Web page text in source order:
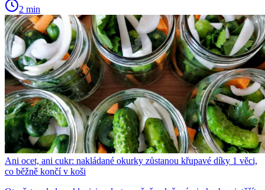
2 min
Ani ocet, ani cukr: nakládané okurky zůstanou křupavé díky 1 věci,
co běžně končí v koši